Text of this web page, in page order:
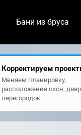
Бани из бруса
Корректируем
Меняем планировку,
расположение окон,
перегородок.